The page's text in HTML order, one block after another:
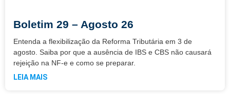
Boletim 29 – Agosto 26
Entenda a flexibilização da Reforma Tributária em 3 de
agosto. Saiba por que a ausência de IBS e CBS não causará
rejeição na NF-e e como se preparar.
LEIA MAIS